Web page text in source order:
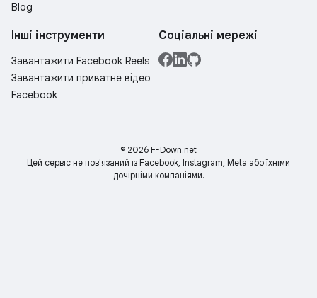
Blog
Інші інструменти
Завантажити Facebook Reels
Завантажити приватне відео
Facebook
Соціальні мережі
© 2026 F-Down.net
Цей сервіс не пов'язаний із Facebook, Instagram, Meta або їхніми
дочірніми компаніями.